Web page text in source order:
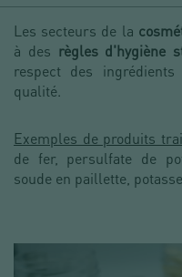
Les secteurs de la
à des règles d'hygiène
respect des
qualité.
Exemples de produits
de fer, persulfate de
soude en paillette,